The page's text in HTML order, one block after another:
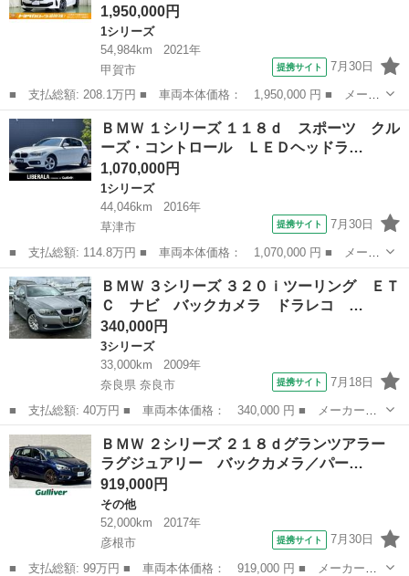
1,950,000円
1シリーズ
54,984km
2021年
甲賀市
提携サイト 7月30日
■ 支払総額: 208.1万円 ■ 車両本体価格： 1,950,000 円 ■ メーカ
ー名： ＢＭＷ ■ 車種名： １シリーズ ■ グレード名： １１８
ｄ Ｍスポーツ エディションジョイ＋ メモリーナビ ミュージッ
クプレイ...
滋賀 甲賀市
ＢＭＷ １シリーズ １１８ｄ スポーツ クル
ーズ・コントロール ＬＥＤヘッドラ…
1,070,000円
1シリーズ
44,046km
2016年
草津市
提携サイト 7月30日
■ 支払総額: 114.8万円 ■ 車両本体価格： 1,070,000 円 ■ メーカ
ー名： ＢＭＷ ■ 車種名： １シリーズ ■ グレード名： １１８
ｄ スポーツ クルーズ・コントロール ＬＥＤヘッドライト コン
フォート...
滋賀 草津市
ＢＭＷ ３シリーズ ３２０ｉツーリング ＥＴ
Ｃ ナビ バックカメラ ドラレコ …
340,000円
3シリーズ
33,000km
2009年
奈良県 奈良市
提携サイト 7月18日
■ 支払総額: 40万円 ■ 車両本体価格： 340,000 円 ■ メーカー
名： ＢＭＷ ■ 車種名： ３シリーズ ■ グレード名： ３２０ｉ
ツーリング ＥＴＣ ナビ バックカメラ ドラレコ スマートキ
ー 純正アルミホイ...
奈良 奈良市
ＢＭＷ ２シリーズ ２１８ｄグランツアラー
ラグジュアリー バックカメラ／パー…
919,000円
その他
52,000km
2017年
彦根市
提携サイト 7月30日
■ 支払総額: 99万円 ■ 車両本体価格： 919,000 円 ■ メーカー